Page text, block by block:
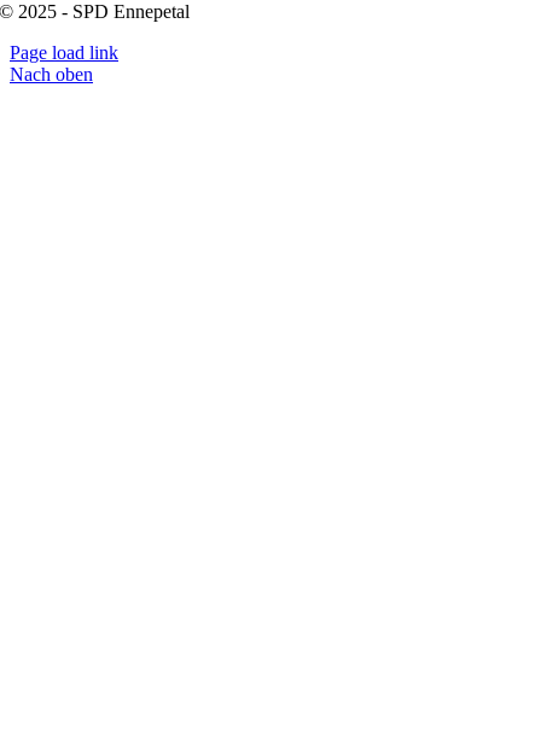
© 2025 - SPD Ennepetal
Page load link
Nach oben